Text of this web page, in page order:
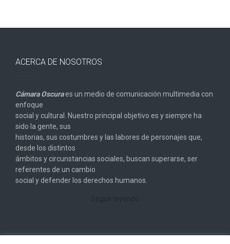
ACERCA DE NOSOTROS
Cámara Oscuraes un medio de comunicación multimedia con
enfoque
social y cultural. Nuestro principal objetivo es y siempre ha
sido la gente, sus
historias, sus costumbres y las labores de personajes que,
desde los distintos
ámbitos y circunstancias sociales, buscan superarse, ser
referentes de un cambio
social y defender los derechos humanos.